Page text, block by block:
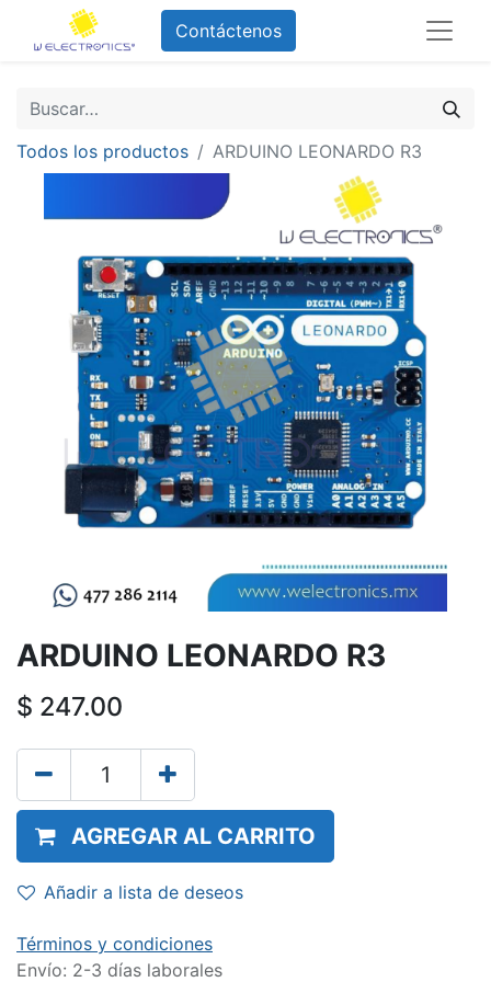
Contáctenos
Todos los productos ARDUINO LEONARDO R3
ARDUINO LEONARDO R3
$ 247.00
AGREGAR AL CARRITO
Añadir a lista de deseos
Términos y condiciones
Envío: 2-3 días laborales